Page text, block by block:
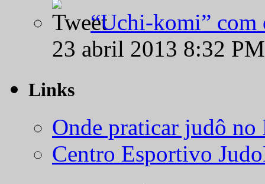
“Uchi-komi” com
23 abril 2013 8:32
Links
Onde praticar judô
Centro Esportivo